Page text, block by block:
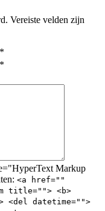
Vereiste velden zijn
*
*
Markup
<a href=""
title=""> <b>
<del datetime="">